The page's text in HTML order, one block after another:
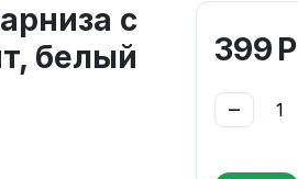
с
белый
399 Р
−